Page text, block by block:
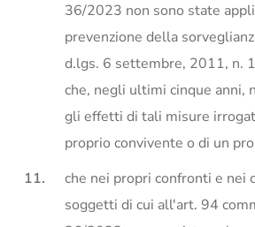
36/2023 non sono state
prevenzione della
d.lgs. 6 settembre, 2011, n.
che, negli ultimi cinque anni,
gli effetti di tali misure
proprio convivente o di un
che nei propri confronti e nei
soggetti di cui all'art. 94